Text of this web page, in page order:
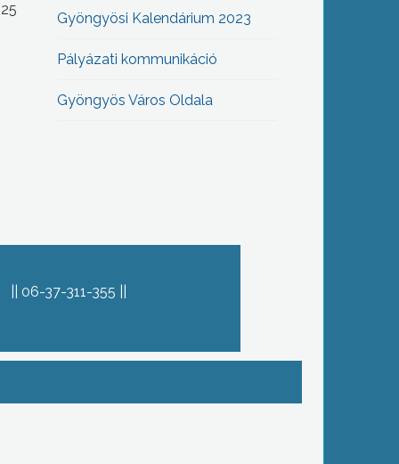
Gyöngyösi Kalendárium 2023
Pályázati kommunikáció
Gyöngyös Város Oldala
06-37-311-355